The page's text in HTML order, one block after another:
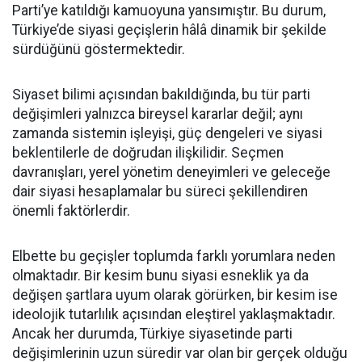
Parti’ye katıldığı kamuoyuna yansımıştır. Bu durum,
Türkiye’de siyasi geçişlerin hâlâ dinamik bir şekilde
sürdüğünü göstermektedir.
Siyaset bilimi açısından bakıldığında, bu tür parti
değişimleri yalnızca bireysel kararlar değil; aynı
zamanda sistemin işleyişi, güç dengeleri ve siyasi
beklentilerle de doğrudan ilişkilidir. Seçmen
davranışları, yerel yönetim deneyimleri ve geleceğe
dair siyasi hesaplamalar bu süreci şekillendiren
önemli faktörlerdir.
Elbette bu geçişler toplumda farklı yorumlara neden
olmaktadır. Bir kesim bunu siyasi esneklik ya da
değişen şartlara uyum olarak görürken, bir kesim ise
ideolojik tutarlılık açısından eleştirel yaklaşmaktadır.
Ancak her durumda, Türkiye siyasetinde parti
değişimlerinin uzun süredir var olan bir gerçek olduğu